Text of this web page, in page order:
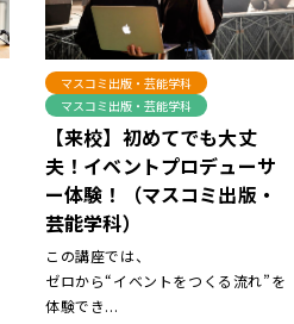
マスコミ出版・芸能学科
マスコミ出版・芸能学科
【来校】初めてでも大丈
夫！イベントプロデューサ
ー体験！（マスコミ出版・
芸能学科）
この講座では、
ゼロから“イベントをつくる流れ”を
体験でき...